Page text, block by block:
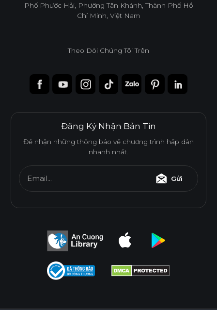
Phố Phước Hải, Phường Tân Khánh, Thành Phố Hồ
Chí Minh, Việt Nam
Theo Dõi Chúng Tôi Trên
Đăng Ký Nhận Bản Tin
Để nhận những thông báo về chương trình hấp dẫn
nhanh nhất.
Email... Gửi